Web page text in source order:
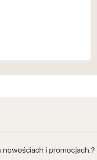
i promocjach.?